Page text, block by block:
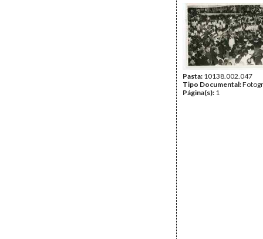
Pasta: 10138.002.047
Tipo Documental:
Página(s): 1